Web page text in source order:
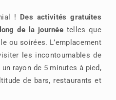
! Des activités gratuites
de la journée telles que
ou soirées. L’emplacement
les incontournables de
rayon de 5 minutes à pied,
de bars, restaurants et